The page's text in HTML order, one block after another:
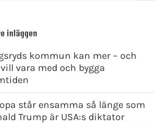
inläggen
kommun kan mer – och
vara med och bygga
står ensamma så länge som
Trump är USA:s diktator